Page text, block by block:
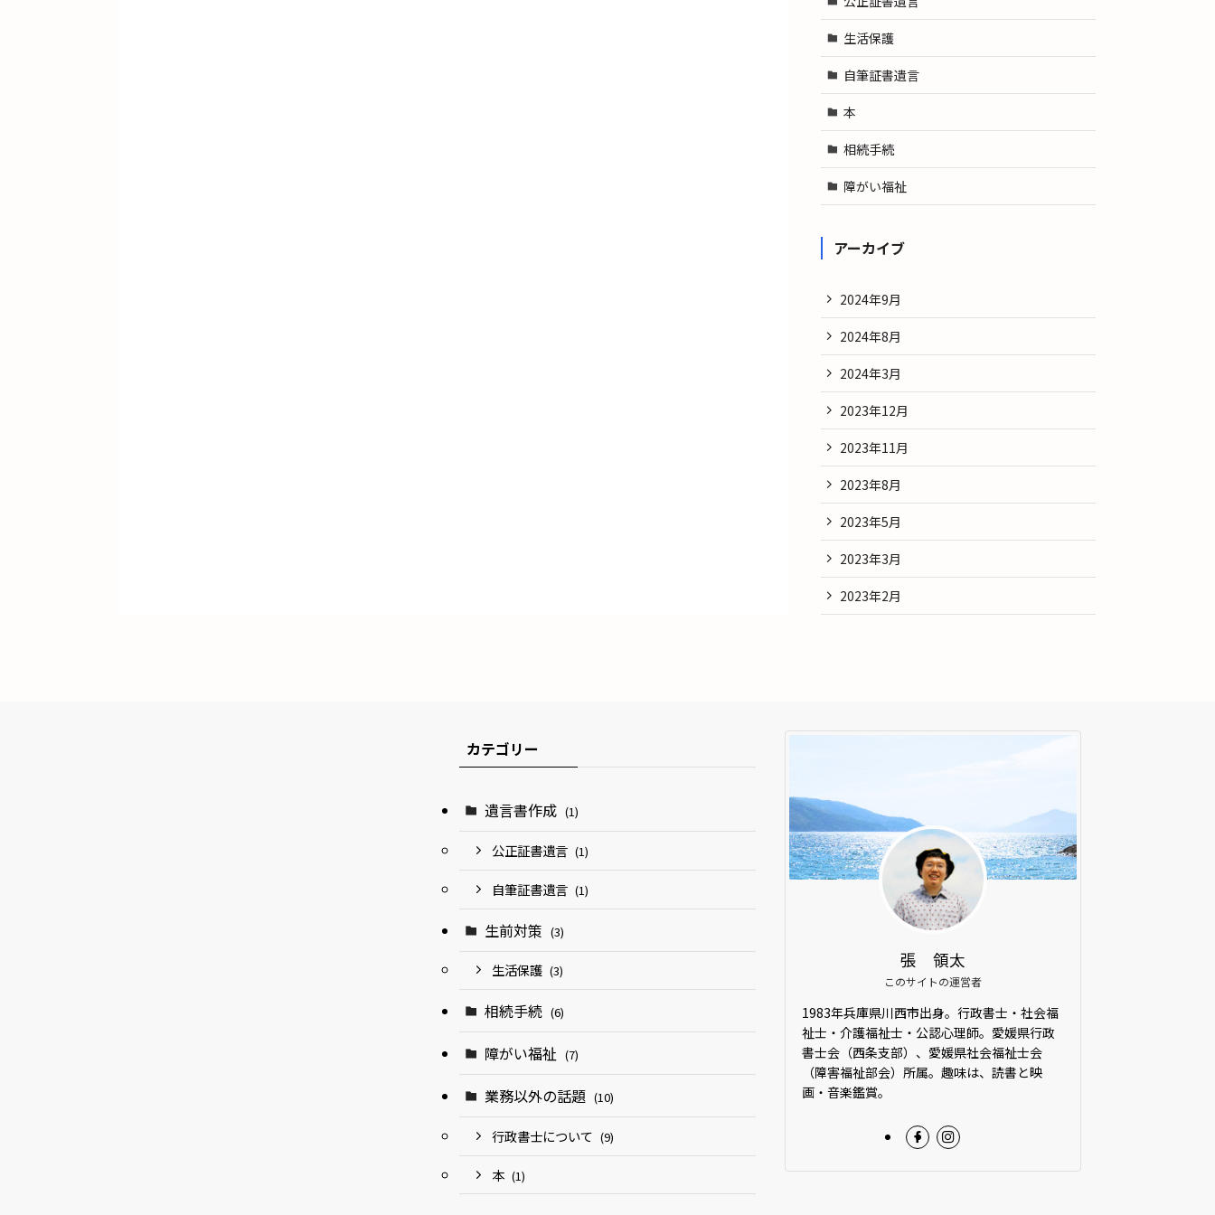
生活保護
自筆証書遺言
本
相続手続
障がい福祉
アーカイブ
2024年9月
2024年8月
2024年3月
2023年12月
2023年11月
2023年8月
2023年5月
2023年3月
2023年2月
カテゴリー
遺言書作成 (1)
公正証書遺言 (1)
自筆証書遺言 (1)
生前対策 (3)
生活保護 (3)
相続手続 (6)
障がい福祉 (7)
業務以外の話題 (10)
行政書士について (9)
本 (1)
張 領太
このサイトの運営者
1983年兵庫県川西市出身。行政書士・社会福
祉士・介護福祉士・公認心理師。愛媛県行政
書士会（西条支部）、愛媛県社会福祉士会
（障害福祉部会）所属。趣味は、読書と映
画・音楽鑑賞。